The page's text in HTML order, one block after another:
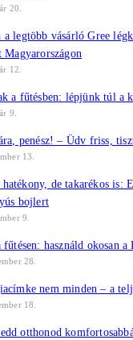
20.
a legtöbb vásárló Gree
Magyarországon
12.
a fűtésben: lépjünk túl a
9.
penész! – Üdv friss,
13.
hatékony, de takarékos is:
bojlert
9.
használd okosan
28.
nem minden – a
18.
otthonod